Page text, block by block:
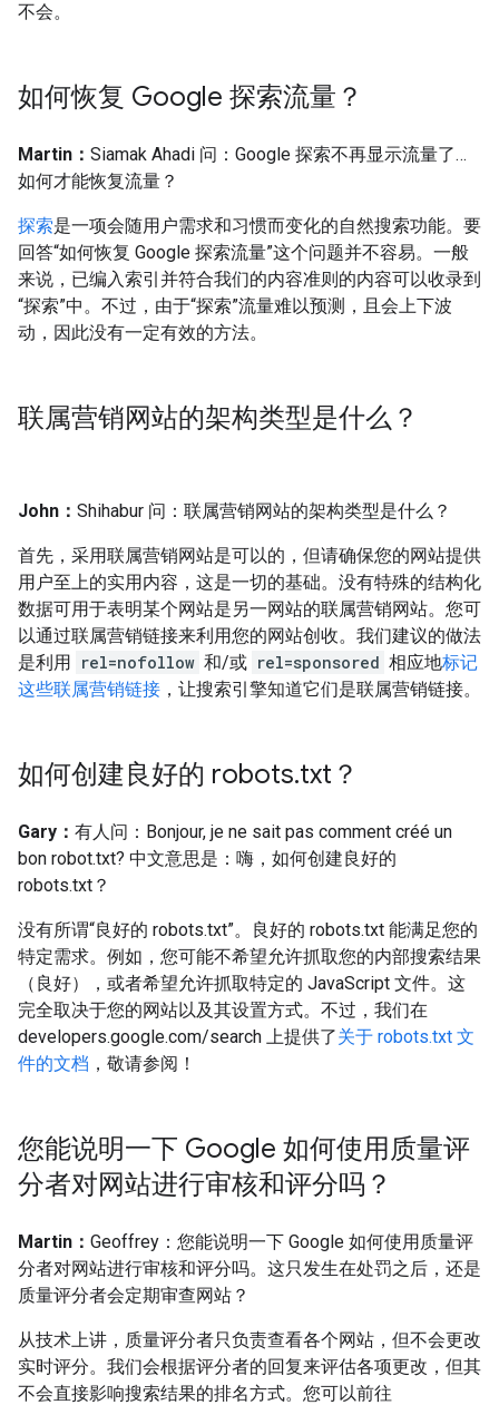
不会。
如何恢复 Google 探索流量？
Martin： Siamak Ahadi 问：Google 探索不再显示流量了…
如何才能恢复流量？
探索是一项会随用户需求和习惯而变化的自然搜索功能。要
回答“如何恢复 Google 探索流量”这个问题并不容易。一般
来说，已编入索引并符合我们的内容准则的内容可以收录到
“探索”中。不过，由于“探索”流量难以预测，且会上下波
动，因此没有一定有效的方法。
联属营销网站的架构类型是什么？
John： Shihabur 问：联属营销网站的架构类型是什么？
首先，采用联属营销网站是可以的，但请确保您的网站提供
用户至上的实用内容，这是一切的基础。没有特殊的结构化
数据可用于表明某个网站是另一网站的联属营销网站。您可
以通过联属营销链接来利用您的网站创收。我们建议的做法
是利用 rel=nofollow 和/或 rel=sponsored 相应地标记
这些联属营销链接 ，让搜索引擎知道它们是联属营销链接。
如何创建良好的 robots.txt？
Gary： 有人问：Bonjour, je ne sait pas comment créé un
bon robot.txt? 中文意思是：嗨，如何创建良好的
robots.txt？
没有所谓“良好的 robots.txt”。良好的 robots.txt 能满足您的
特定需求。例如，您可能不希望允许抓取您的内部搜索结果
（良好），或者希望允许抓取特定的 JavaScript 文件。这
完全取决于您的网站以及其设置方式。不过，我们在
developers.google.com/search 上提供了关于 robots.txt 文
件的文档 ，敬请参阅！
您能说明一下 Google 如何使用质量评
分者对网站进行审核和评分吗？
Martin： Geoffrey：您能说明一下 Google 如何使用质量评
分者对网站进行审核和评分吗。这只发生在处罚之后，还是
质量评分者会定期审查网站？
从技术上讲，质量评分者只负责查看各个网站，但不会更改
实时评分。我们会根据评分者的回复来评估各项更改，但其
不会直接影响搜索结果的排名方式。您可以前往